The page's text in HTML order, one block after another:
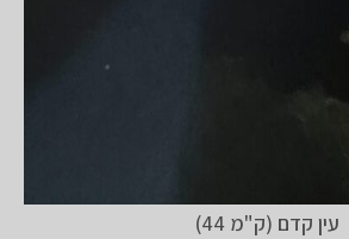
עין קדם (ק"מ 44)